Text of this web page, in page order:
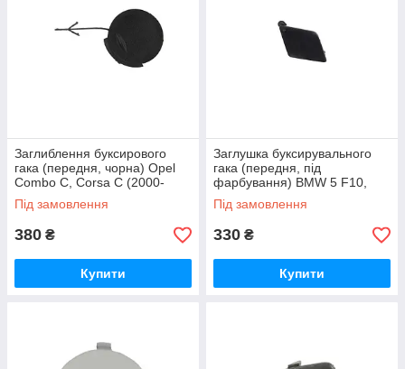
Заглиблення буксирового
гака (передня, чорна) Opel
Combo C, Corsa C (2000-
2003) Blic
Під замовлення
380 ₴
Купити
Заглушка буксирувального
гака (передня, під
фарбування) BMW 5 F10,
F11 (2009-2013) Blic
Під замовлення
330 ₴
Купити